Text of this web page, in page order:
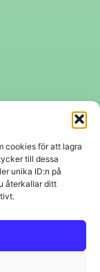
cookies för att lagra
till dessa
unika ID:n på
återkallar ditt